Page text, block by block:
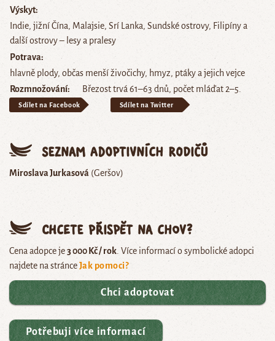
Výskyt
Indie, jižní Čína, Malajsie, Srí Lanka, Sundské ostrovy, Filipíny a
další ostrovy – lesy a pralesy
Potrava
hlavně plody, občas menší živočichy, hmyz, ptáky a jejich vejce
Rozmnožování
Březost trvá 61–63 dnů, počet mláďat 2–5.
Sdílet na Facebook Sdílet na Twitter
Seznam adoptivních rodičů
Miroslava Jurkasová (Geršov)
Chcete přispět na chov?
Cena adopce je3 000 Kč / rok. Více informací o symbolické adopci
najdete na stránceJak pomoci?
Chci adoptovat
Potřebuji více informací